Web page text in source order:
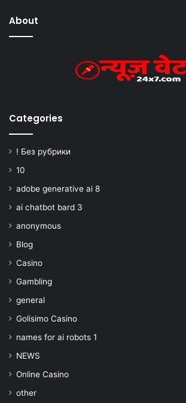
About
Categories
! Без рубрики
10
adobe generative ai 8
ai chatbot bard 3
anonymous
Blog
Casino
Gambling
general
Golisimo Casino
names for ai robots 1
NEWS
Online Casino
other